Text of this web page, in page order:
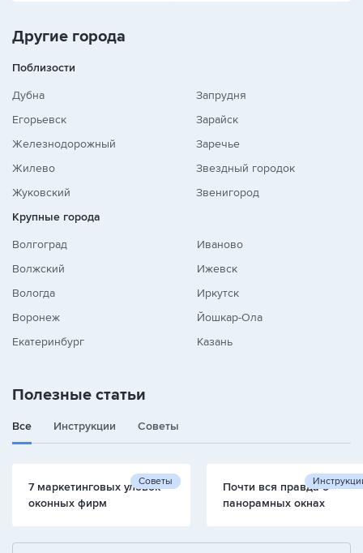
Другие города
Поблизости
Дубна
Егорьевск
Железнодорожный
Жилево
Жуковский
Запрудня
Зарайск
Заречье
Звездный городок
Звенигород
Крупные города
Волгоград
Волжский
Вологда
Воронеж
Екатеринбург
Иваново
Ижевск
Иркутск
Йошкар-Ола
Казань
Полезные статьи
Все Инструкции Советы
Советы
7 маркетинговых уловок
оконных фирм
Почти вся правда о
панорамных окнах